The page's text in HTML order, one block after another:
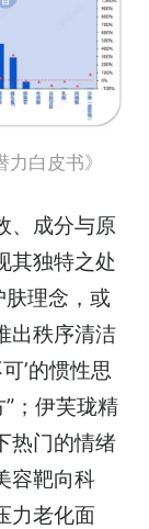
白皮书》
、成分与原
其独特之处
肤理念，或
出秩序清洁
’的惯性思
；伊芙珑精
热门的情绪
容靶向科
力老化面